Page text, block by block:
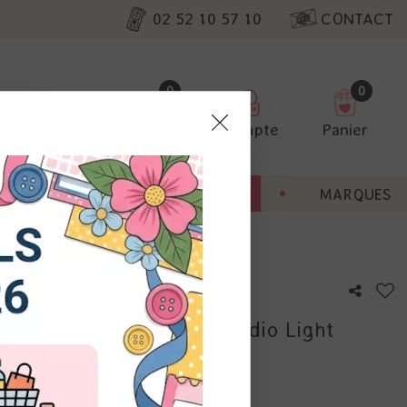
02 52 10 57 10 CONTACT
0
Compte
0
Panier
BONNES AFFAIRES MARQUES
Glass Mat A4 - Studio Light
avis !
nos
non
Vous
à droite